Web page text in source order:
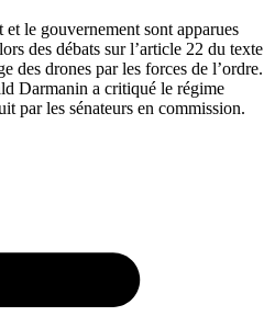
le gouvernement sont apparues
des débats sur l’article 22 du texte
des drones par les forces de l’ordre.
Darmanin a critiqué le régime
par les sénateurs en commission.